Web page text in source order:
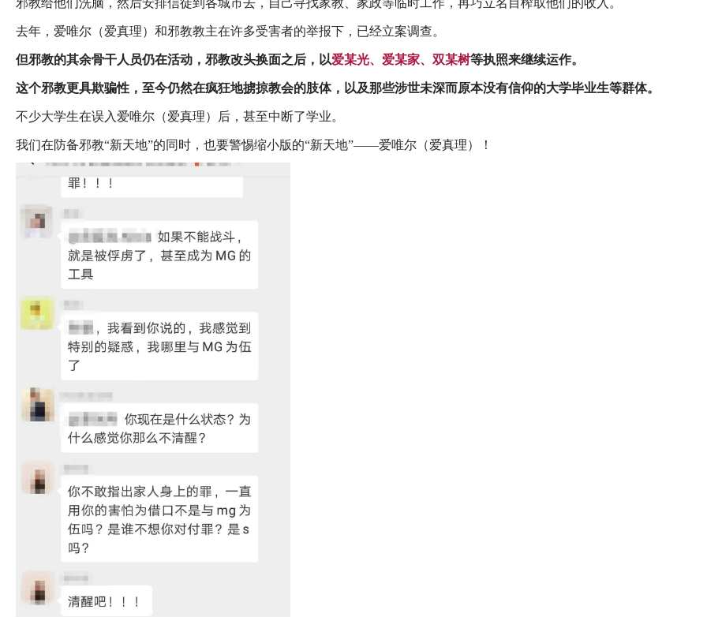
去年，爱唯尔（爱真理）和邪教教主在许多受害者的举报下，已经立案调查。
但邪教的其余骨干人员仍在活动，邪教改头换面之后，以爱某光、爱某家、双某树等执照来继续运作。
这个邪教更具欺骗性，至今仍然在疯狂地掳掠教会的肢体，以及那些涉世未深而原本没有信仰的大学毕业生等群体。
不少大学生在误入爱唯尔（爱真理）后，甚至中断了学业。
我们在防备邪教“新天地”的同时，也要警惕缩小版的“新天地”——爱唯尔（爱真理）！